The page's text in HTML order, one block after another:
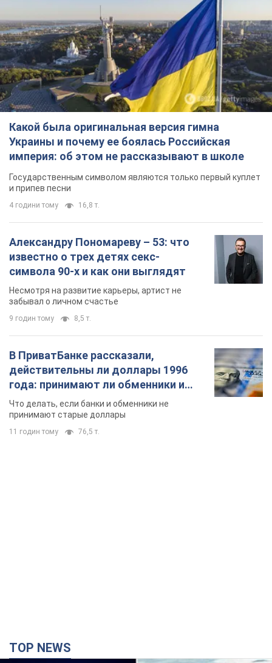
Какой была оригинальная версия гимна
Украины и почему ее боялась Российская
империя: об этом не рассказывают в школе
Государственным символом являются только первый куплет
и припев песни
4 години тому 16,8 т.
Александру Пономареву – 53: что
известно о трех детях секс-
символа 90-х и как они выглядят
Несмотря на развитие карьеры, артист не
забывал о личном счастье
9 годин тому 8,5 т.
В ПриватБанке рассказали,
действительны ли доллары 1996
года: принимают ли обменники и
банки такие купюры
Что делать, если банки и обменники не
принимают старые доллары
11 годин тому 76,5 т.
TOP NEWS